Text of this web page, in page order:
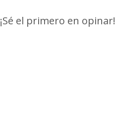
el primero en opinar!